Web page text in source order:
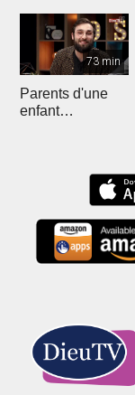
73 min
Parents d'une
enfant